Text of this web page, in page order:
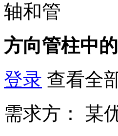
轴和管
方向管柱中
登录 查看全
需求方：
某